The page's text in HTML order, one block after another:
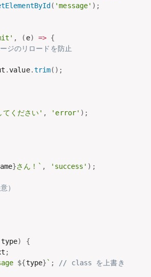
( 'message' ) ;
, ( e) => {
ジのリロードを防止
.value.trim( ) ;
てください' , 'error' ) ;
}さん！` , 'success' ) ;
）
type)
{
;
${type} ` ;
// class を上書き